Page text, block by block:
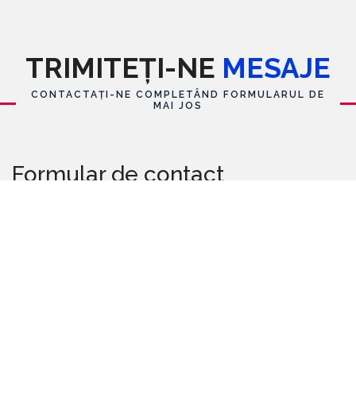
TRIMITEȚI-NE MESAJE
CONTACTAȚI-NE COMPLETÂND FORMULARUL DE
MAI JOS
Formular de contact